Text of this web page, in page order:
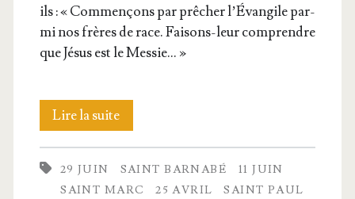
ils : « Com­men­çons par prê­cher l’É­van­gile par­
mi nos frères de race. Fai­sons-leur com­prendre
que Jésus est le Messie… »
Lire la suiteSaint
Paul,
L’apôtre
29 JUIN SAINT BARNABÉ
11 JUIN
SAINT MARC
25 AVRIL
SAINT PAUL